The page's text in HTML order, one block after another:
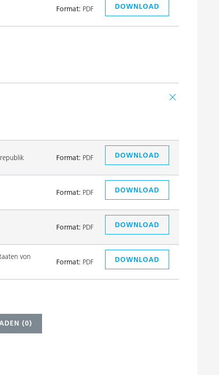
Format: PDF DOWNLOAD
Format: PDF DOWNLOAD
Format: PDF DOWNLOAD
Format: PDF DOWNLOAD
von
Format: PDF DOWNLOAD
(0)